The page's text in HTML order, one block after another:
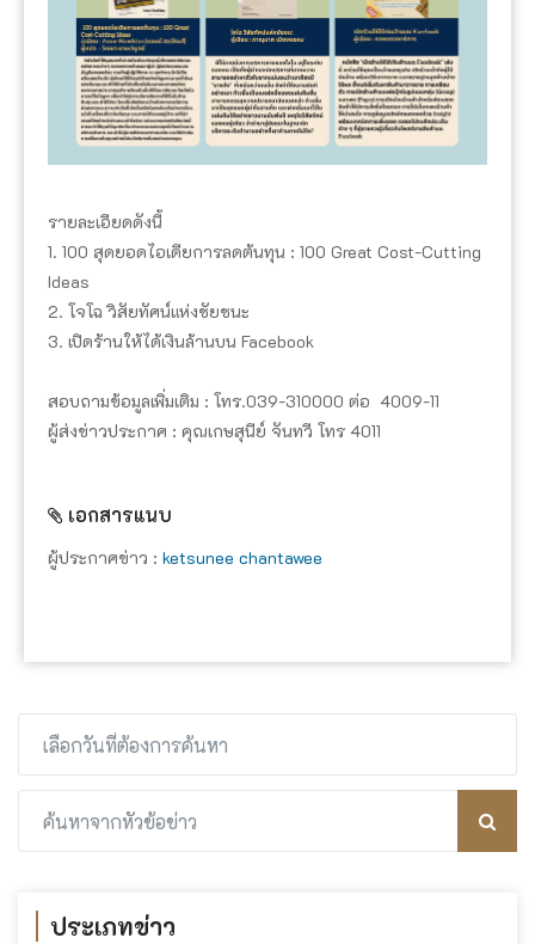
รายละเอียดดังนี้
1. 100 สุดยอดไอเดียการลดต้นทุน : 100 Great Cost-Cutting
Ideas
2. โจโฉ วิสัยทัศน์แห่งชัยชนะ
3. เปิดร้านให้ได้เงินล้านบน Facebook
สอบถามข้อมูลเพิ่มเติม : โทร.039-310000 ต่อ 4009-11
ผู้ส่งข่าวประกาศ : คุณเกษสุนีย์ จันทวี โทร 4011
เอกสารแนบ
ผู้ประกาศข่าว : ketsunee chantawee
ประเภทข่าว